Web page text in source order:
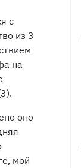
с
из 3
на
оно
мой